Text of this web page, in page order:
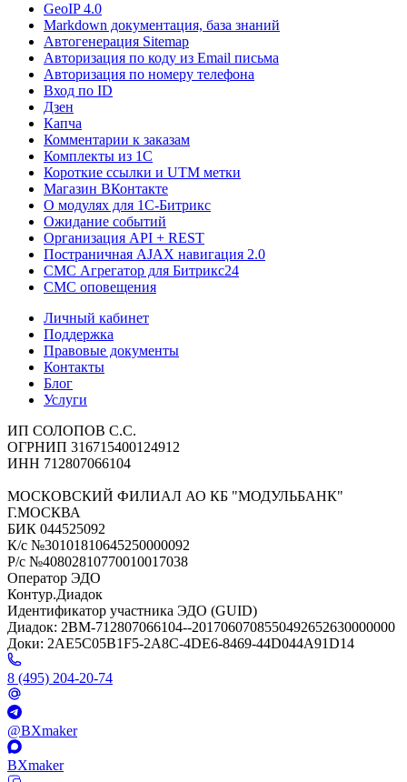
GeoIP 4.0
Markdown документация, база знаний
Автогенерация Sitemap
Авторизация по коду из Email письма
Авторизация по номеру телефона
Вход по ID
Дзен
Капча
Комментарии к заказам
Комплекты из 1C
Короткие ссылки и UTM метки
Магазин ВКонтакте
О модулях для 1С-Битрикс
Ожидание событий
Организация API + REST
Постраничная AJAX навигация 2.0
СМС Агрегатор для Битрикс24
СМС оповещения
Личный кабинет
Поддержка
Правовые документы
Контакты
Блог
Услуги
ИП СОЛОПОВ С.С.
ОГРНИП 316715400124912
ИНН 712807066104
МОСКОВСКИЙ ФИЛИАЛ АО КБ "МОДУЛЬБАНК"
Г.МОСКВА
БИК 044525092
К/с №30101810645250000092
Р/с №40802810770010017038
Оператор ЭДО
Контур.Диадок
Идентификатор участника ЭДО (GUID)
Диадок: 2BM-712807066104--2017060708550492652630000000
Доки: 2AE5C05B1F5-2A8C-4DE6-8469-44D044A91D14
8 (495) 204-20-74
@BXmaker
BXmaker